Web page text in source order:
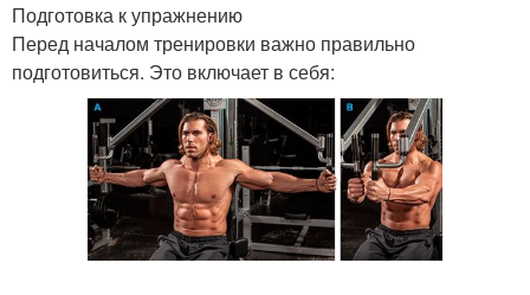
Подготовка к упражнению
Перед началом тренировки важно правильно
подготовиться. Это включает в себя: